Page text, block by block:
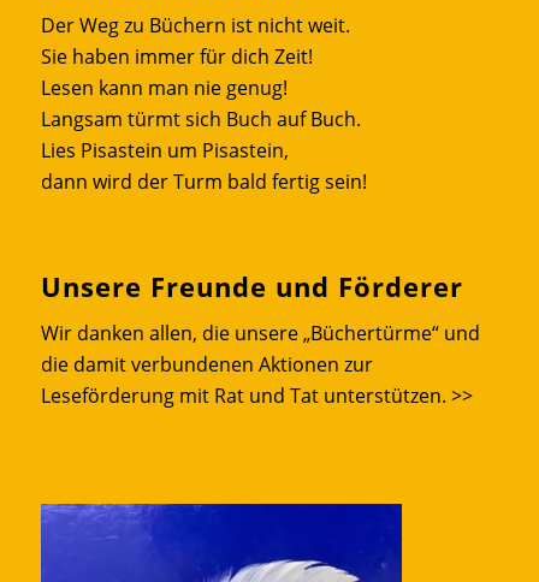
Der Weg zu Büchern ist nicht weit.
Sie haben immer für dich Zeit!
Lesen kann man nie genug!
Langsam türmt sich Buch auf Buch.
Lies Pisastein um Pisastein,
dann wird der Turm bald fertig sein!
Unsere Freunde und Förderer
Wir danken allen, die unsere „Büchertürme“ und
die damit verbundenen Aktionen zur
Leseförderung mit Rat und Tat unterstützen. >>